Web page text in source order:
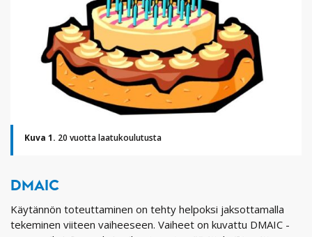
Kuva 1. 20 vuotta laatukoulutusta
DMAIC
Käytännön toteuttaminen on tehty helpoksi jaksottamalla
tekeminen viiteen vaiheeseen. Vaiheet on kuvattu DMAIC -